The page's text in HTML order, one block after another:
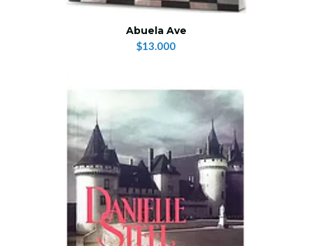
Abuela Ave
$13.000